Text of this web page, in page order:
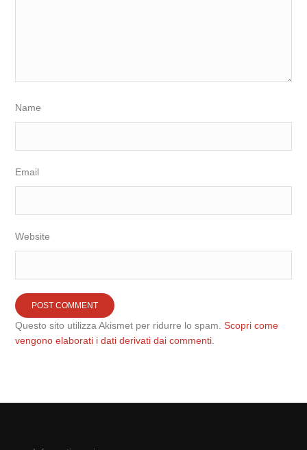
Name
Email
Website
Questo sito utilizza Akismet per ridurre lo spam.Scopri come
vengono elaborati i dati derivati dai commenti